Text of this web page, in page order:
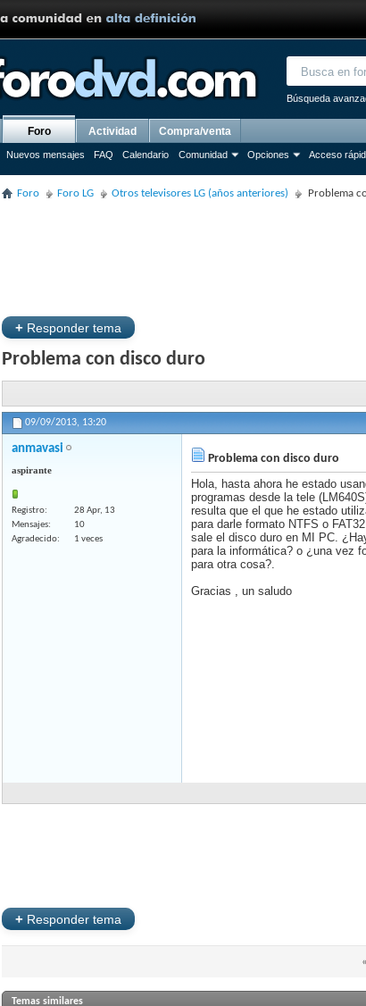
Búsqueda
Foro
Nuevos mensajes FAQ Calendario Comunidad Opciones Acceso
Actividad Compra/venta
Foro Foro LG Otros televisores LG (años anteriores) Problema
+ Responder tema
Problema con disco duro
09/09/2013, 13:20
anmavasi
aspirante
Registro
28 Apr, 13
Mensajes
10
Agradecido
1 veces
Problema con disco duro
Hola, hasta ahora he estado
programas desde la tele
resulta que el que he estado
para darle formato NTFS o
sale el disco duro en MI PC.
para la informática? o ¿una vez
para otra cosa?.
Gracias , un saludo
+ Responder tema
«
Temas similares